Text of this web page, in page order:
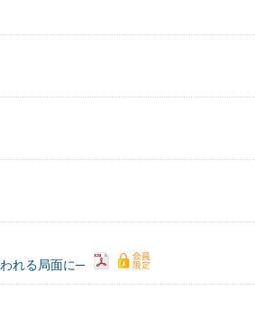
れる局面に─